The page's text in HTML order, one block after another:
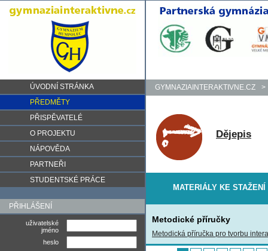
ÚVODNÍ STRÁNKA
PŘEDMĚTY
PŘISPĚVATELÉ
O PROJEKTU
NÁPOVĚDA
PARTNEŘI
STUDENTSKÉ PRÁCE
PŘIHLÁŠENÍ
uživatelské
jméno
heslo
GYMNAZIAINTERAKTIVNE.CZ >
Dějepis
MATERIÁLY KE STAŽENÍ
Metodické příručky
Metodická příručka pro tvorbu